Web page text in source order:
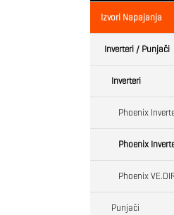
Izvori Napajanja
Inverteri / Punjači
Inverteri
Phoenix
Phoenix
Phoenix
Punjači